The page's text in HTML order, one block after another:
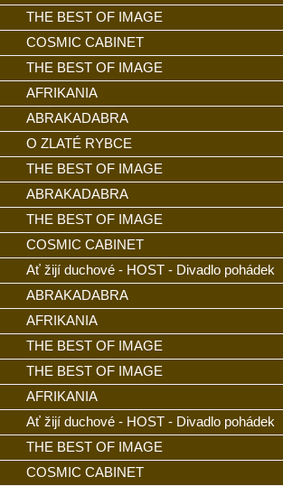
THE BEST OF IMAGE
COSMIC CABINET
THE BEST OF IMAGE
AFRIKANIA
ABRAKADABRA
O ZLATÉ RYBCE
THE BEST OF IMAGE
ABRAKADABRA
THE BEST OF IMAGE
COSMIC CABINET
Ať žijí duchové - HOST - Divadlo pohádek
ABRAKADABRA
AFRIKANIA
THE BEST OF IMAGE
THE BEST OF IMAGE
AFRIKANIA
Ať žijí duchové - HOST - Divadlo pohádek
THE BEST OF IMAGE
COSMIC CABINET